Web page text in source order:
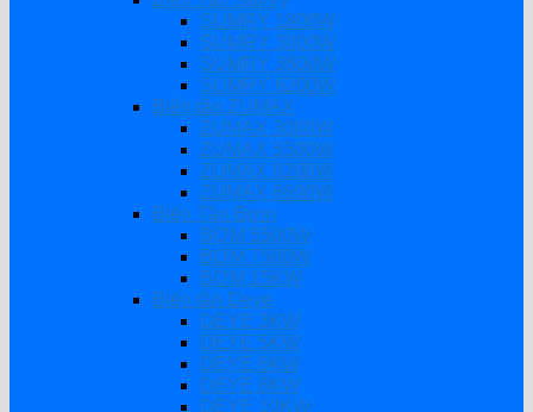
SUMRY 1800W
SUMRY 3000W
SUMRY 3800W
SUMRY 6200W
Biến tần ZUMAX
ZUMAX 3000W
ZUMAX 5500W
ZUMAX 6200W
ZUMAX 6600W
Biến Tần Bơm
BƠM 5500W
BƠM 7500W
BƠM 15KW
Biến tần Deye
DEYE 3KW
DEYE 5KW
DEYE 6KW
DEYE 8KW
DEYE 10KW